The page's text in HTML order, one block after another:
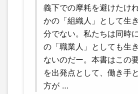
義下での摩耗を避けたけ
かの「組織人」として生
分でない。私たちは同時
の「職業人」としても生
ないのだー。本書はこの
を出発点として、働き手
方が …